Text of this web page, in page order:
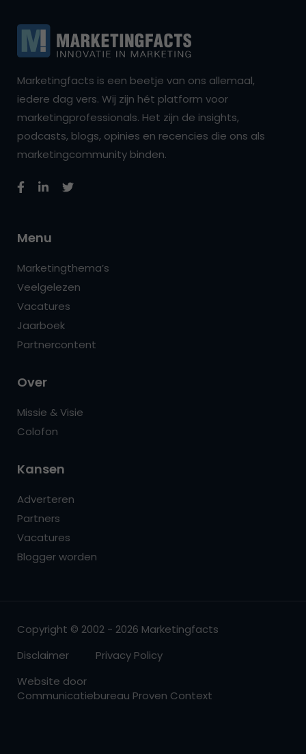
Marketingfacts is een beetje van ons allemaal,
iedere dag vers. Wij zijn hét platform voor
marketingprofessionals. Het zijn de insights,
podcasts, blogs, opinies en recencies die ons als
marketingcommunity binden.
Menu
Marketingthema’s
Veelgelezen
Vacatures
Jaarboek
Partnercontent
Over
Missie & Visie
Colofon
Kansen
Adverteren
Partners
Vacatures
Blogger worden
Copyright © 2002 - 2026 Marketingfacts
Disclaimer
Privacy Policy
Website door
Communicatiebureau Proven Context